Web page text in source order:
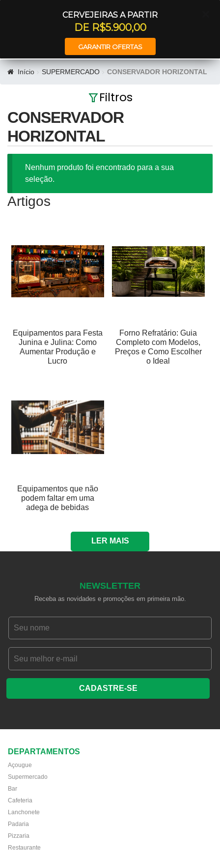
CERVEJEIRAS A PARTIR
DE R$5.900,00
GARANTIR OFERTAS
Início SUPERMERCADO CONSERVADOR HORIZONTAL
Filtros
CONSERVADOR
HORIZONTAL
Nenhum produto foi encontrado para a sua
seleção.
Artigos
Equipamentos para Festa
Junina e Julina: Como
Aumentar Produção e
Lucro
Forno Refratário: Guia
Completo com Modelos,
Preços e Como Escolher
o Ideal
Equipamentos que não
podem faltar em uma
adega de bebidas
LER MAIS
NEWSLETTER
Receba as novidades e promoções em primeira mão.
CADASTRE-SE
DEPARTAMENTOS
Açougue
Supermercado
Bar
Cafeteria
Lanchonete
Padaria
Pizzaria
Restaurante